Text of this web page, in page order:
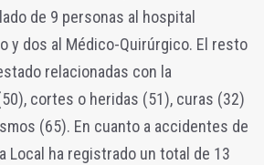
de 9 personas al hospital
y dos al Médico-Quirúrgico. El resto
relacionadas con la
cortes o heridas (51), curas (32)
(65). En cuanto a accidentes de
Local ha registrado un total de 13